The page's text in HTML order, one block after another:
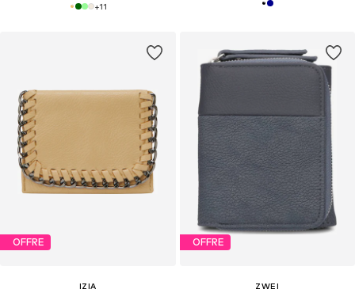
+11
OFFRE
IZIA
OFFRE
ZWEI